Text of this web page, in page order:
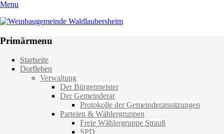
Menu
Weinbaugemeinde Waldlaubersheim
Primärmenu
Weiter
zum
Startseite
Dorfleben
Verwaltung
Der Bürgermeister
Der Gemeinderat
Protokolle der Gemeinderatssitzungen
Parteien & Wählergruppen
Freie Wählergruppe Strauß
SPD